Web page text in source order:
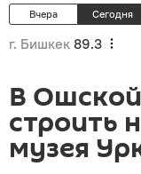
Вчера Сегодня
г. Бишкек 89.3
В
строить
музея